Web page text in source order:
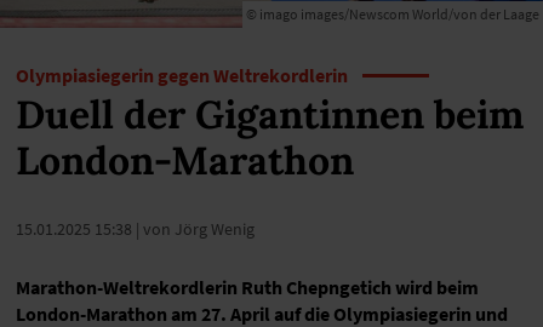
© imago images/Newscom World/von der Laage
Olympiasiegerin gegen Weltrekordlerin
Duell der Gigantinnen beim
London-Marathon
15.01.2025 15:38 | von Jörg Wenig
Marathon-Weltrekordlerin Ruth Chepngetich wird beim
London-Marathon am 27. April auf die Olympiasiegerin und